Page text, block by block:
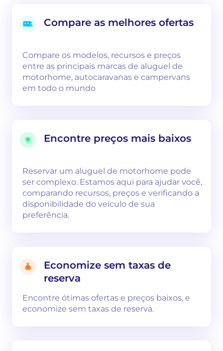
Compare as melhores ofertas
Compare os modelos, recursos e preços
entre as principais marcas de aluguel de
motorhome, autocaravanas e campervans
em todo o mundo
Encontre preços mais baixos
Reservar um aluguel de motorhome pode
ser complexo. Estamos aqui para ajudar você,
comparando recursos, preços e verificando a
disponibilidade do veículo de sua
preferência.
Economize sem taxas de
reserva
Encontre ótimas ofertas e preços baixos, e
economize sem taxas de reserva.